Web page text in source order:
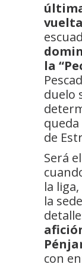
vuelta
la
duelo
queda
de
Será el
la
la
con